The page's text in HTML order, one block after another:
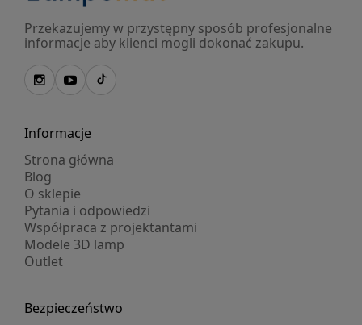
Przekazujemy w przystępny sposób profesjonalne
informacje aby klienci mogli dokonać zakupu.
Informacje
Strona główna
Blog
O sklepie
Pytania i odpowiedzi
Współpraca z projektantami
Modele 3D lamp
Outlet
Bezpieczeństwo